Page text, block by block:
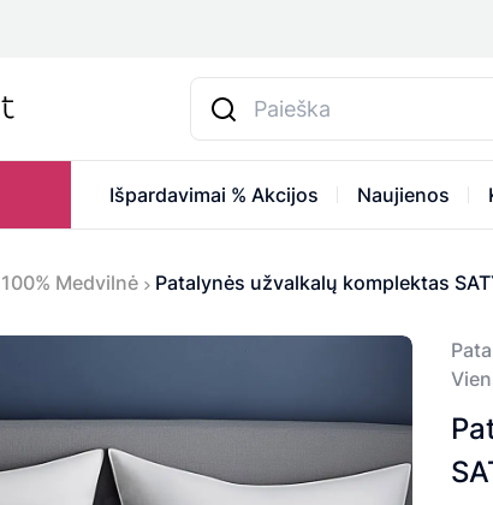
Išpardavimai % Akcijos Naujienos
Medvilnė Patalynės užvalkalų komplektas